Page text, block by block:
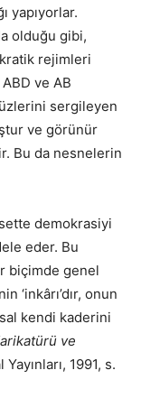
yapıyorlar.
olduğu gibi,
rejimleri
ve AB
sergileyen
ve görünür
Bu da nesnelerin
demokrasiyi
eder. Bu
biçimde genel
‘inkârı’dır, onun
kendi kaderini
ve
1991, s.